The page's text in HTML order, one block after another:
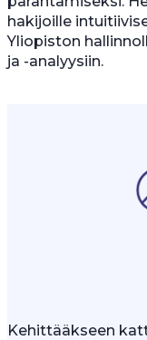
hakijoille
Yliopiston
ja -analyysiin.
Kehittääkseen